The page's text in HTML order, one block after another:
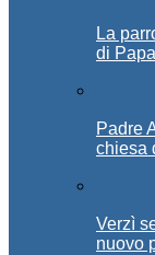
La
di
Padre
chiesa
Verzì
nuovo